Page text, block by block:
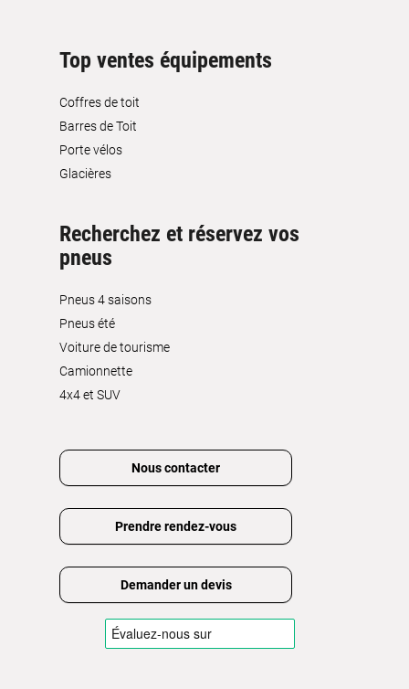
Top ventes équipements
Coffres de toit
Barres de Toit
Porte vélos
Glacières
Recherchez et réservez vos
pneus
Pneus 4 saisons
Pneus été
Voiture de tourisme
Camionnette
4x4 et SUV
Nous contacter
Prendre rendez-vous
Demander un devis